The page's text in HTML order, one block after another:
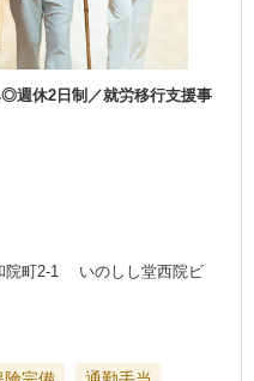
◎週休2日制／就労移行支援事
院町2-1 いのしし堂西院ビ